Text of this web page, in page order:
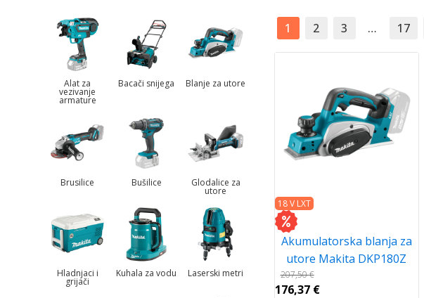
Alat za
vezivanje
armature
Bacači snijega Blanje za utore
Brusilice Bušilice Glodalice za
utore
Hladnjaci i
grijači
Kuhala za vodu Laserski metri
1 2 3 … 17
18 V LXT
Akumulatorska blanja za
utore Makita DKP180Z
207,50€
176,37 €